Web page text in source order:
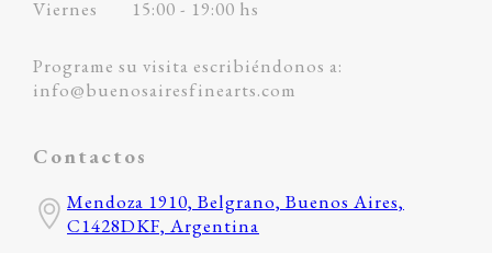
Viernes
15:00 - 19:00 hs
Programe su visita escribiéndonos a:
info@buenosairesfinearts.com
Contactos
Mendoza 1910, Belgrano, Buenos Aires,
C1428DKF, Argentina